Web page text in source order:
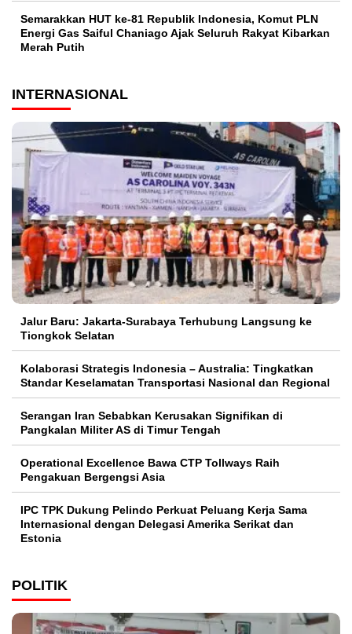
Semarakkan HUT ke-81 Republik Indonesia, Komut PLN
Energi Gas Saiful Chaniago Ajak Seluruh Rakyat Kibarkan
Merah Putih
INTERNASIONAL
Jalur Baru: Jakarta-Surabaya Terhubung Langsung ke
Tiongkok Selatan
Kolaborasi Strategis Indonesia – Australia: Tingkatkan
Standar Keselamatan Transportasi Nasional dan Regional
Serangan Iran Sebabkan Kerusakan Signifikan di
Pangkalan Militer AS di Timur Tengah
Operational Excellence Bawa CTP Tollways Raih
Pengakuan Bergengsi Asia
IPC TPK Dukung Pelindo Perkuat Peluang Kerja Sama
Internasional dengan Delegasi Amerika Serikat dan
Estonia
POLITIK